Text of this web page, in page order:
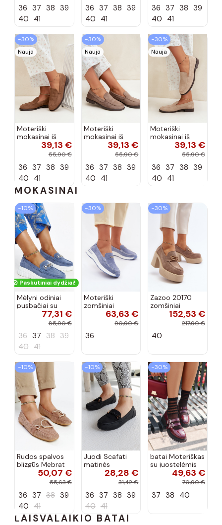
šokolado
spalvos Nesha
36 37 38 39
40 41
bordo spalvos
Nesha
36 37 38 39
40 41
36 37 38 39
40 41
−30%
Nauja
Moteriški
mokasinai iš
dirbtinės
zomšos, rudos
39,13 €
55,90 €
36 37 38 39
40 41
−30%
Nauja
Moteriški
mokasinai iš
dirbtinės
zomšos, molio
39,13 €
55,90 €
36 37 38 39
40 41
−30%
Nauja
Moteriški
mokasinai iš
dirbtinės
zomšos, smėlio
39,13 €
55,90 €
36 37 38 39
40 41
MOKASINAI
−10%
Paskutiniai dydžiai!
Mėlyni odiniai
pusbačiai su
dekoratyvine
sagtimi Taija
77,31 €
85,90 €
36 37 38 39
40 41
−30%
Moteriški
zomšiniai
mokasinai
Demela mėlynos
63,63 €
90,90 €
36
−30%
Zazoo 20170
zomšiniai
bateliai su
kulniukais smėlio
152,53 €
217,90 €
40
−10%
Rudos spalvos
blizgūs Mebrat
bateliai50,07 €
55,63 €
36 37 38 39
40 41
−10%
Juodi Scafati
matinės
apdailos bateliai
28,28 €
31,42 €
36 37 38 39
40 41
−30%
batai Moteriškas
su juostelėmis
su lako efektu
bordo spalvos
49,63 €
70,90 €
37 38 40
LAISVALAIKIO BATAI